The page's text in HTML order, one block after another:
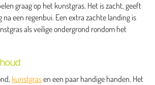
graag op het kunstgras. Het is zacht, geeft
na een regenbui. Een extra zachte landing is
als veilige ondergrond rondom het
kunstgrasen een paar handige handen. Het